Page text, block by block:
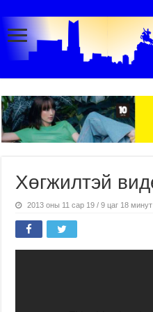
Хөгжилтэй
2013 оны 11 сар 19 / 9 цаг 18 минут